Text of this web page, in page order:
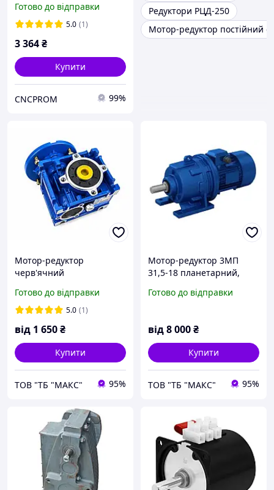
регульованою швидкістю,
асинхронний двигун
Готово до відправки
5.0 (1)
3 364₴
Купити
CNCPROM 99%
Редуктори РЦД-250
Мотор-редуктор постійний
Мотор-редуктор
черв'ячний
040
Готово до відправки
5.0 (1)
від 1 650₴
Купити
ТОВ "ТБ "МАКС" 95%
Мотор-редуктор 3МП
31,5-18 планетарний,
планетарний
Готово до відправки
від8 000₴
Купити
ТОВ "ТБ "МАКС" 95%